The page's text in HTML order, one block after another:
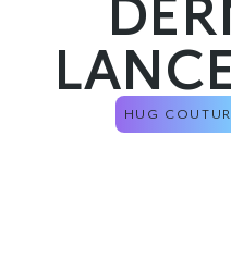
HUG